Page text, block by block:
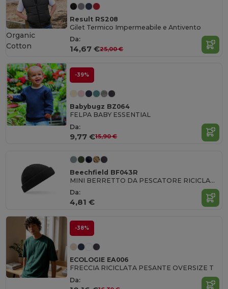
Result RS208
Gilet Termico Impermeabile e Antivento
Da:
14,67 €25,00 €
Organic
Cotton
-39%
Babybugz BZ064
FELPA BABY ESSENTIAL
Da:
9,77 €15,90 €
Beechfield BF043R
MINI BERRETTO DA PESCATORE RICICLATO
Da:
4,81 €
-38%
ECOLOGIE EA006
FRECCIA RICICLATA PESANTE OVERSIZE T
Da: